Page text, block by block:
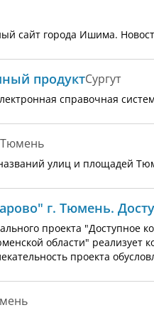
сайт города Ишима.
продуктСургут
справочная
Тюмень
улиц и площадей
г. Тюмень.
проекта "Доступное
области"
проекта